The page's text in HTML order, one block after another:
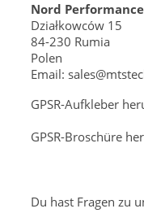
Nord Performance
Działkowców 15
84-230 Rumia
Polen
Email:
GPSR-Aufkleber
GPSR-Broschüre
Du hast Fragen zu